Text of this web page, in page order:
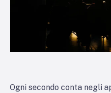
Ogni secondo conta negli